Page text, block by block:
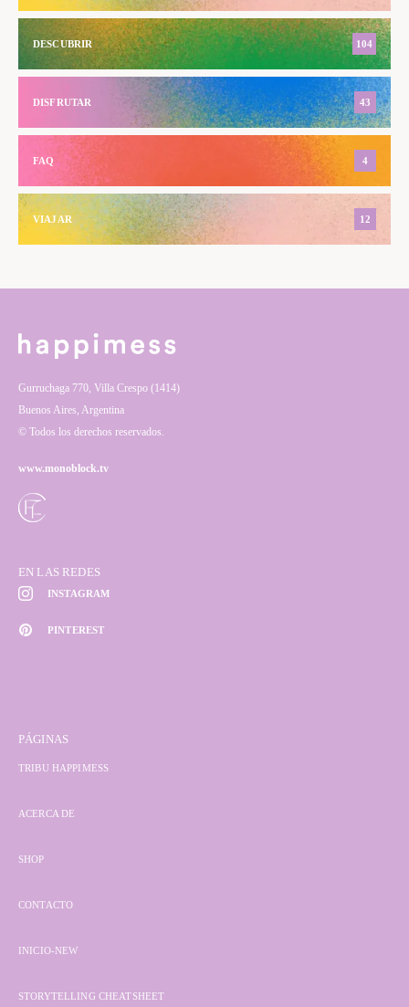
DESCUBRIR 104
DISFRUTAR 43
FAQ 4
VIAJAR 12
Gurruchaga 770, Villa Crespo (1414)
Buenos Aires, Argentina
© Todos los derechos reservados.
www.monoblock.tv
EN LAS REDES
INSTAGRAM
PINTEREST
PÁGINAS
TRIBU HAPPIMESS
ACERCA DE
SHOP
CONTACTO
INICIO-NEW
STORYTELLING CHEATSHEET